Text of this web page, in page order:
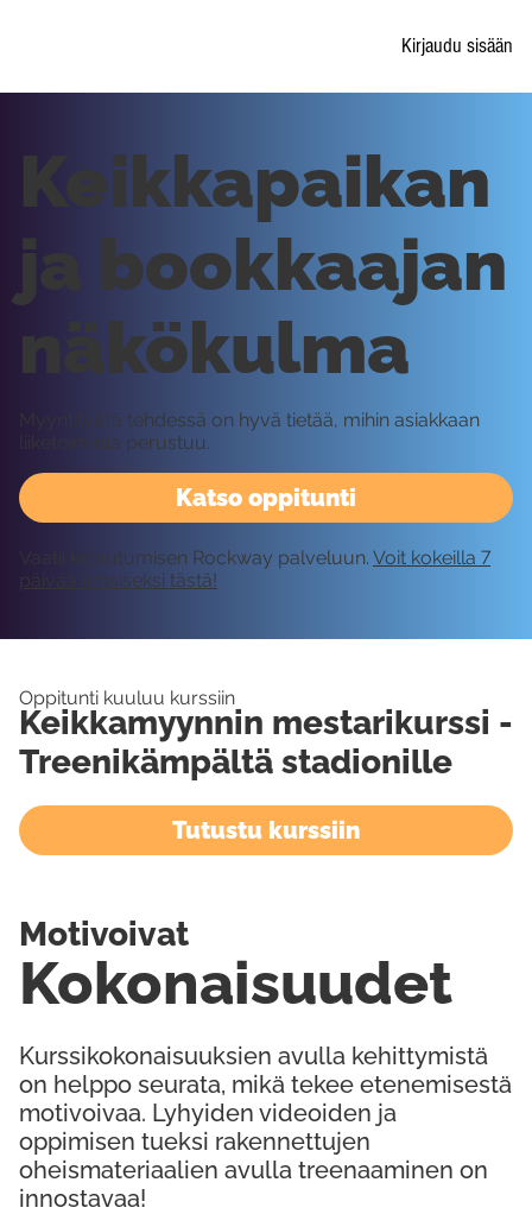
Kirjaudu sisään
Katso oppitunti
Keikkapaikan
ja bookkaajan
näkökulma
Myyntityötä tehdessä on hyvä tietää, mihin asiakkaan
liiketoiminta perustuu.
Vaatii kirjautumisen Rockway palveluun. Voit kokeilla 7
päivää ilmaiseksi tästä!
Oppitunti kuuluu kurssiin
Keikkamyynnin mestarikurssi -
Treenikämpältä stadionille
Tutustu kurssiin
Kurssikokonaisuuksien avulla kehittymistä
on helppo seurata, mikä tekee etenemisestä
motivoivaa. Lyhyiden videoiden ja
oppimisen tueksi rakennettujen
oheismateriaalien avulla treenaaminen on
innostavaa!
Kokonaisuudet
Motivoivat